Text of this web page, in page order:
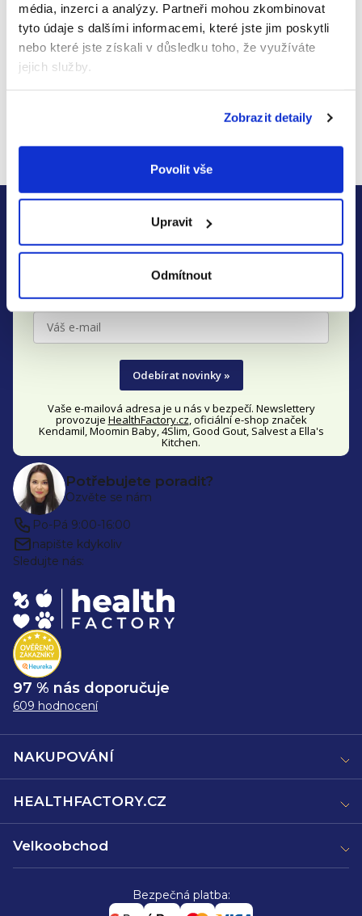
média, inzerci a analýzy. Partneři mohou zkombinovat
tyto údaje s dalšími informacemi, které jste jim poskytli
nebo které jste získali v důsledku toho, že využíváte
jejich služby.
Zobrazit detaily
Povolit vše
Upravit
Odmítnout
látka bez chemických konzervantů. Spolehlivě
zastavuje krvácení z drobných ran
Hodnocení produktu
Pouze registrovaní uživatelé mohou vkládat
t
Zjistěte včas všechny akce
a slevy
Přihlaste se k našemu newsletteru a neunikne Vám nic o
Kendamil, Moomin Baby, Good
Gout,Salvest Põnn, Ella's Kitchen a 4Slim.
Odebírat novinky »
Vaše e-mailová adresa je u nás v bezpečí. Newslettery
provozuje HealthFactory.cz, oficiálníe-shop značek
Kendamil, Moomin Baby, 4Slim, Good Gout, Salvest a Ella's
Kitchen.
Potřebujete poradit?
Ozvěte se nám
Po-Pá 9:00-16:00
napište kdykoliv
Sledujte nás:
97 % nás doporučuje
609 hodnocení
NAKUPOVÁNÍ
HEALTHFACTORY.CZ
Velkoobchod
Bezpečná platba: